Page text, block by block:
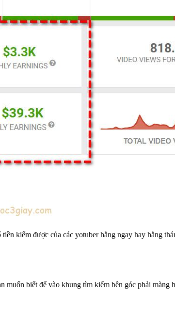
kiếm được của các yotuber hằng ngay hay hằng
muốn biết để vào khung tìm kiếm bên góc phải màng